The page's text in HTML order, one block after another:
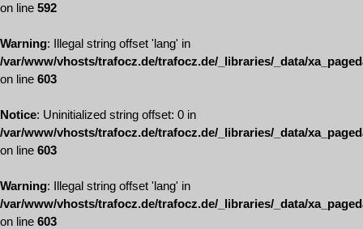
on line 592
Warning: Illegal string offset 'lang' in
/var/www/vhosts/trafocz.de/trafocz.de/_libraries/_data/
on line 603
Notice: Uninitialized string offset: 0 in
/var/www/vhosts/trafocz.de/trafocz.de/_libraries/_data/
on line 603
Warning: Illegal string offset 'lang' in
/var/www/vhosts/trafocz.de/trafocz.de/_libraries/_data/
on line 603